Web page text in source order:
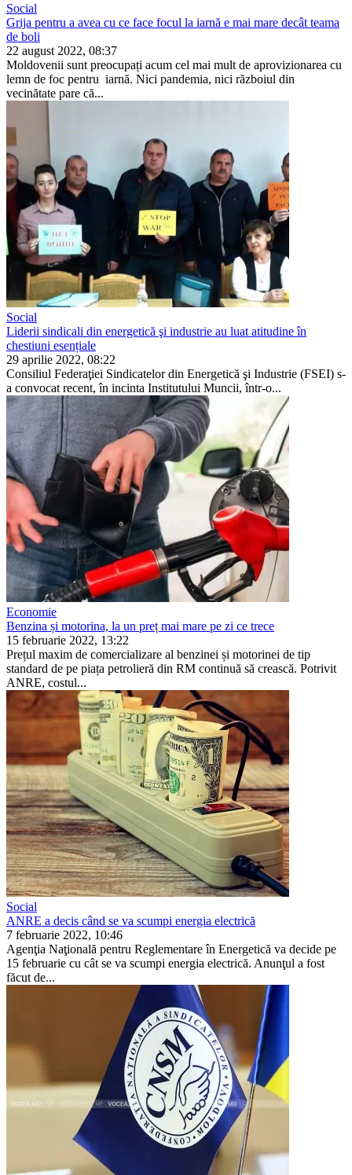
Social
Grija pentru a avea cu ce face focul la iarnă e mai mare decât teama
de boli
22 august 2022, 08:37
Moldovenii sunt preocupați acum cel mai mult de aprovizionarea cu
lemn de foc pentru iarnă. Nici pan­demia, nici războiul din
vecinătate pare că...
Social
Liderii sindicali din energetică şi industrie au luat atitudine în
chestiuni esențiale
29 aprilie 2022, 08:22
Consiliul Federaţiei Sindicate­lor din Energetică şi Industrie (FSEI) s-
a convocat recent, în in­cinta Institutului Muncii, într-o...
Economie
Benzina și motorina, la un preț mai mare pe zi ce trece
15 februarie 2022, 13:22
Prețul maxim de comercializare al benzinei și motorinei de tip
standard de pe piața petrolieră din RM continuă să crească. Po­trivit
ANRE, costul...
Social
ANRE a decis când se va scumpi energia electrică
7 februarie 2022, 10:46
Agenţia Naţională pentru Reglementare în Energetică va decide pe
15 fe­bruarie cu cât se va scumpi energia electrică. Anunţul a fost
făcut de...